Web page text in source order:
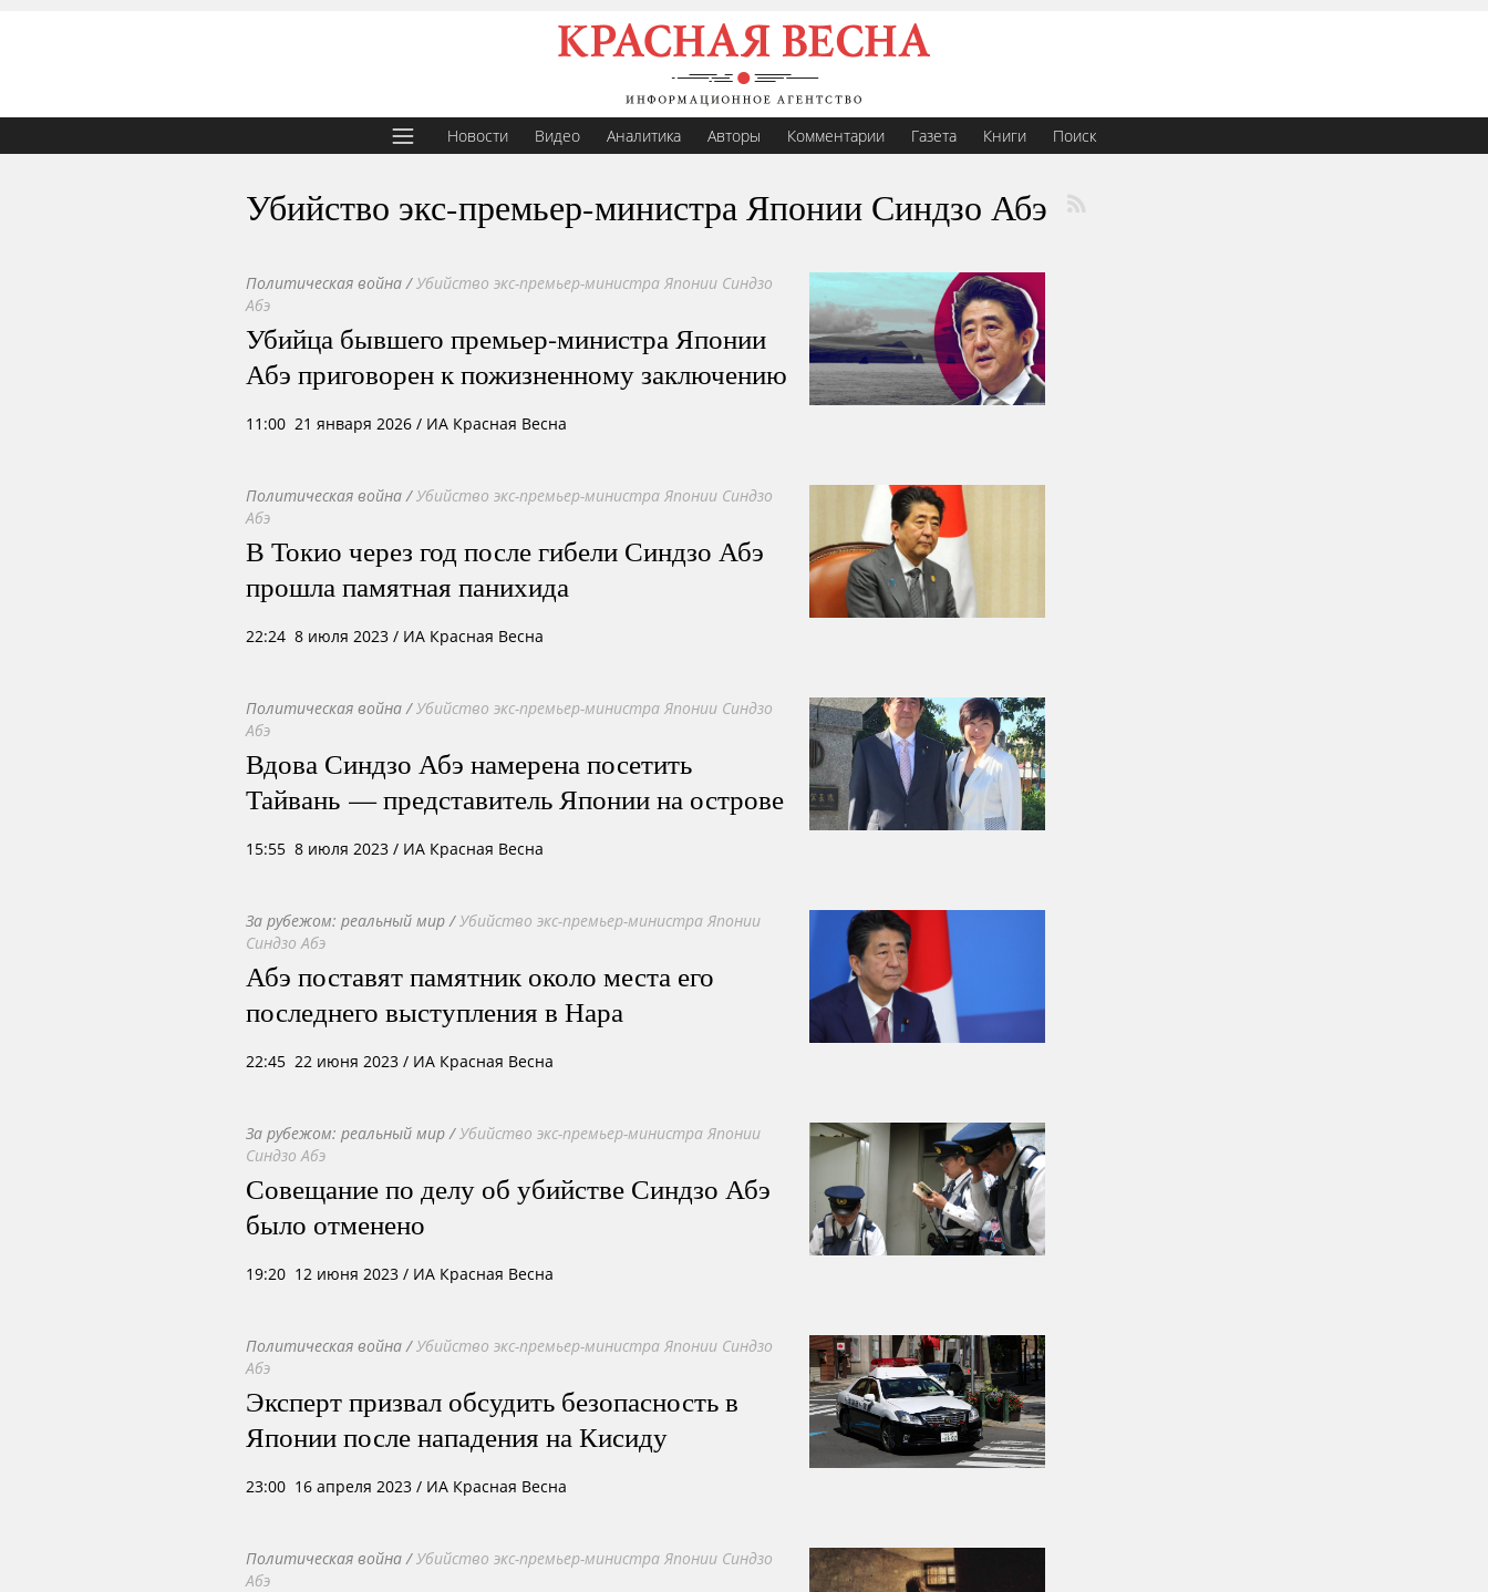
Новости Видео Аналитика Авторы Комментарии Газета Книги Поиск
Убийство экс-премьер-министра Японии Синдзо Абэ
Политическая война /Убийство экс-премьер-министра Японии Синдзо
Абэ
Убийца бывшего премьер-министра Японии
Абэ приговорен к пожизненному заключению
11:00 21 января 2026 / ИА Красная Весна
Политическая война /Убийство экс-премьер-министра Японии Синдзо
Абэ
В Токио через год после гибели Синдзо Абэ
прошла памятная панихида
22:24 8 июля 2023 / ИА Красная Весна
Политическая война /Убийство экс-премьер-министра Японии Синдзо
Абэ
Вдова Синдзо Абэ намерена посетить
Тайвань — представитель Японии на острове
15:55 8 июля 2023 / ИА Красная Весна
За рубежом: реальный мир /Убийство экс-премьер-министра Японии
Синдзо Абэ
Абэ поставят памятник около места его
последнего выступления в Нара
22:45 22 июня 2023 / ИА Красная Весна
За рубежом: реальный мир /Убийство экс-премьер-министра Японии
Синдзо Абэ
Совещание по делу об убийстве Синдзо Абэ
было отменено
19:20 12 июня 2023 / ИА Красная Весна
Политическая война /Убийство экс-премьер-министра Японии Синдзо
Абэ
Эксперт призвал обсудить безопасность в
Японии после нападения на Кисиду
23:00 16 апреля 2023 / ИА Красная Весна
Политическая война /Убийство экс-премьер-министра Японии Синдзо
Абэ